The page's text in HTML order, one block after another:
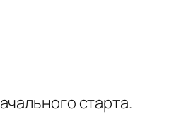
старта.